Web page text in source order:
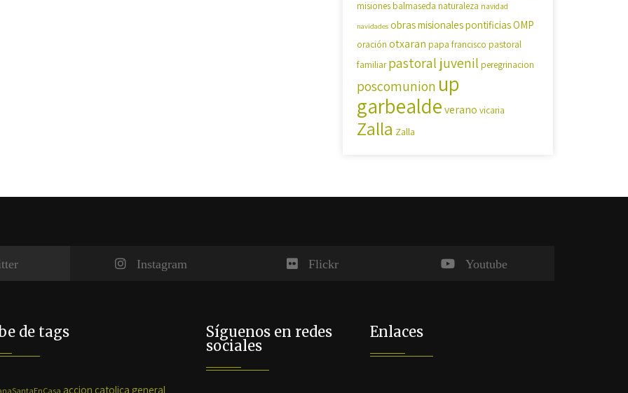
misiones balmaseda naturaleza navidad
navidades obras misionales pontificiasOMP
oración otxaran papa francisco pastoral
familiar pastoral juvenil peregrinacion
poscomunion up
garbealdeverano vicaria
Zalla Zalla
Instagram Flickr Youtube
de tags
accion catolica general
Síguenos en redes
sociales
Enlaces